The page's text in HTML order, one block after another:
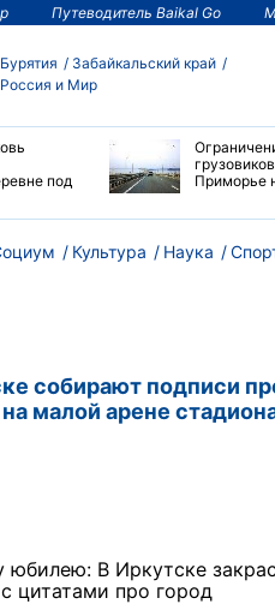
Путеводитель Baikal Go
Забайкальский край
Россия и Мир
под
Приморье
Культура Наука
собирают подписи
малой арене
юбилею: В Иркутске
цитатами про город